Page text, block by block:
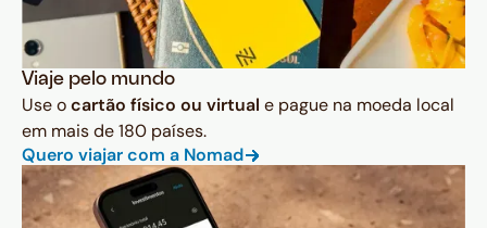
Viaje pelo mundo
Use ocartão físico ou virtual e pague na moeda local
em mais de 180 países.
Quero viajar com a Nomad